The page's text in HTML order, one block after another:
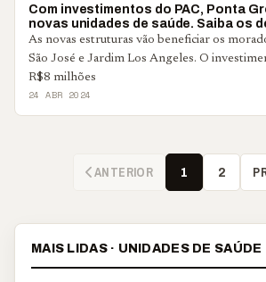
PONTA GROSSA
Com investimentos do PAC, Ponta
novas unidades de saúde. Saiba os
As novas estruturas vão beneficiar os
São José e Jardim Los Angeles. O
R$8 milhões
24 ABR 2024
ANTERIOR 1 2
MAIS LIDAS · UNIDADES DE SAÚDE